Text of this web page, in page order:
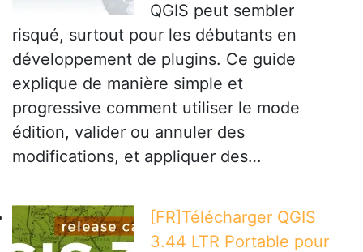
QGIS peut sembler
risqué, surtout pour les débutants en
développement de plugins. Ce guide
explique de manière simple et
progressive comment utiliser le mode
édition, valider ou annuler des
modifications, et appliquer des…
[FR]Télécharger QGIS
3.44 LTR Portable pour